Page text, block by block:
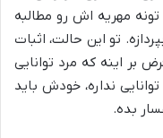
مهریه اش رو مطالبه
تو این حالت، اثبات
بر اینه که مرد توانایی
نداره، خودش باید
بده.